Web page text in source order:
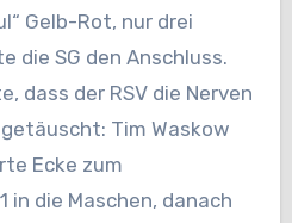
Gelb-Rot, nur drei
die SG den Anschluss.
dass der RSV die Nerven
Tim Waskow
Ecke zum
in die Maschen, danach